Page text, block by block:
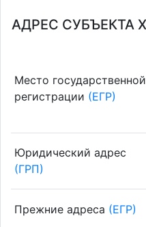
АДРЕС СУБЪЕКТА
Место государственной
регистрации (ЕГР)
Юридический адрес
(ГРП)
Прежние адреса (ЕГР)